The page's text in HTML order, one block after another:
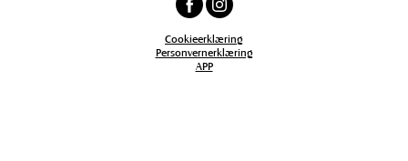
Cookieerklæring
Personvernerklæring
APP